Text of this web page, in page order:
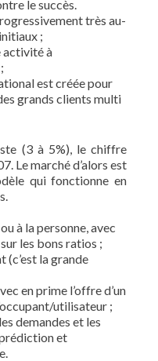
le succès.
très au-
;
activité à
est créée pour
grands clients multi
(3 à 5%), le chiffre
Le marché d’alors est
qui fonctionne en
à la personne, avec
les bons ratios ;
la grande
en prime l’offre d’un
utilisateur ;
demandes et les
et